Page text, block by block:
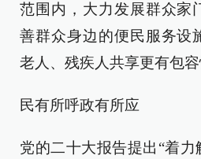
范围内，大力发展群众家
善群众身边的便民服务设
老人、残疾人共享更有包容
民有所呼政有所应
党的二十大报告提出“着